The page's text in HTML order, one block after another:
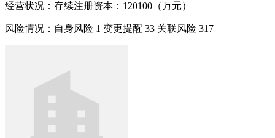
经营状况：存续注册资本：120100（万元）
风险情况：自身风险 1 变更提醒 33 关联风险 317